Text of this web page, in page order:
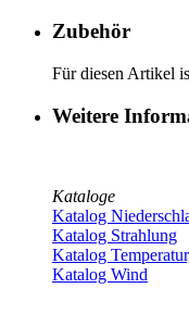
Zubehör
Für diesen Artikel
Weitere
Kataloge
Katalog
Katalog Strahlung
Katalog
Katalog Wind